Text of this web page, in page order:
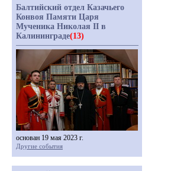
Балтийский отдел Казачьего
Конвоя Памяти Царя
Мученика Николая II в
Калининграде(13)
основан 19 мая 2023 г.
Другие события